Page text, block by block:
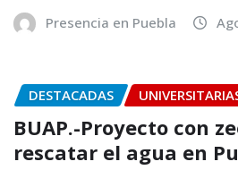
Presencia en Puebla
DESTACADAS
BUAP.-Proyecto con
rescatar el agua en